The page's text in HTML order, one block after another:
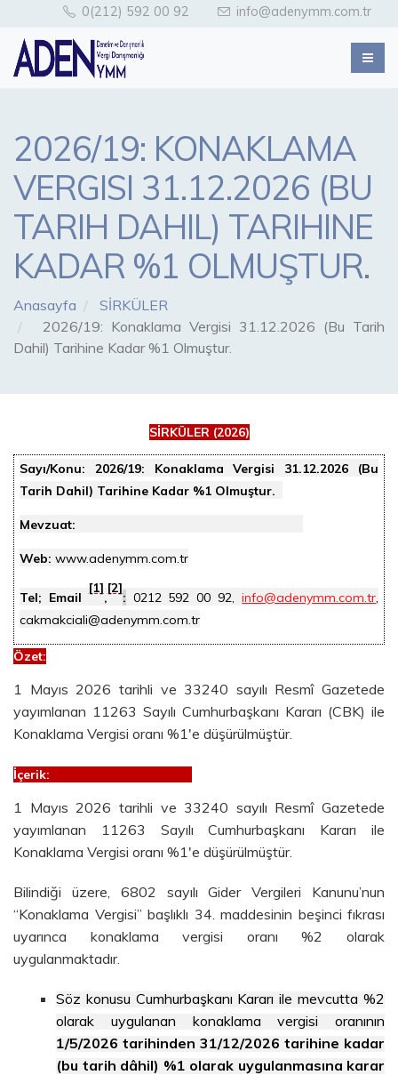
0(212) 592 00 92 info@adenymm.com.tr
2026/19: KONAKLAMA
VERGISI 31.12.2026 (BU
TARIH DAHIL) TARIHINE
KADAR %1 OLMUŞTUR.
Anasayfa
SİRKÜLER
2026/19: Konaklama Vergisi 31.12.2026 (Bu Tarih
Dahil) Tarihine Kadar %1 Olmuştur.
SİRKÜLER (2026)
Sayı/Konu: 2026/19: Konaklama Vergisi 31.12.2026 (Bu
Tarih Dahil) Tarihine Kadar %1 Olmuştur.
Mevzuat:
Web: www.adenymm.com.tr
Tel; Email
[1]
,
[2]
: 0212 592 00 92,info@adenymm.com.tr,
cakmakciali@adenymm.com.tr
Özet:
1 Mayıs 2026 tarihli ve 33240 sayılı Resmî Gazetede
yayımlanan 11263 Sayılı Cumhurbaşkanı Kararı (CBK) ile
Konaklama Vergisi oranı %1'e düşürülmüştür.
İçerik:
1 Mayıs 2026 tarihli ve 33240 sayılı Resmî Gazetede
yayımlanan 11263 Sayılı Cumhurbaşkanı Kararı ile
Konaklama Vergisi oranı %1'e düşürülmüştür.
Bilindiği üzere, 6802 sayılı Gider Vergileri Kanunu’nun
“Konaklama Vergisi” başlıklı 34. maddesinin beşinci fıkrası
uyarınca konaklama vergisi oranı %2 olarak
uygulanmaktadır.
Söz konusu Cumhurbaşkanı Kararı ile mevcutta %2
olarak uygulanan konaklama vergisi oranının
1/5/2026 tarihinden 31/12/2026 tarihine kadar
(bu tarih dâhil) %1 olarak uygulanmasına karar